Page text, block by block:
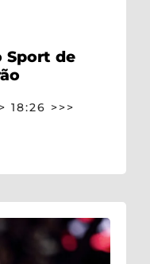
Sport de
18:26